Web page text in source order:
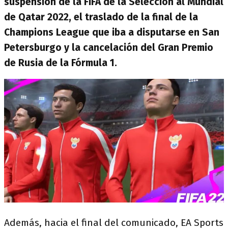
de Qatar 2022, el traslado de la final de la
Champions League que iba a disputarse en San
Petersburgo y la cancelación del Gran Premio
de Rusia de la Fórmula 1.
Además, hacia el final del comunicado, EA Sports